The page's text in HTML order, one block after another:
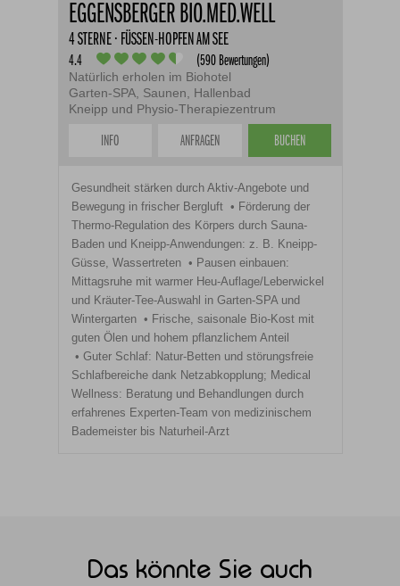
EGGENSBERGER BIO.MED.WELL
4 STERNE · FÜSSEN-HOPFEN AM SEE
4.4 (590 Bewertungen)
Natürlich erholen im Biohotel
Garten-SPA, Saunen, Hallenbad
Kneipp und Physio-Therapiezentrum
INFO ANFRAGEN BUCHEN
Gesundheit stärken durch Aktiv-Angebote und
Bewegung in frischer Bergluft
Förderung der
Thermo-Regulation des Körpers durch Sauna-
Baden und Kneipp-Anwendungen: z. B. Kneipp-
Güsse, Wassertreten
Pausen einbauen:
Mittagsruhe mit warmer Heu-Auflage/Leberwickel
und Kräuter-Tee-Auswahl in Garten-SPA und
Wintergarten
Frische, saisonale Bio-Kost mit
guten Ölen und hohem pflanzlichem Anteil
Guter Schlaf: Natur-Betten und störungsfreie
Schlafbereiche dank Netzabkopplung; Medical
Wellness: Beratung und Behandlungen durch
erfahrenes Experten-Team von medizinischem
Bademeister bis Naturheil-Arzt
Das könnte Sie auch